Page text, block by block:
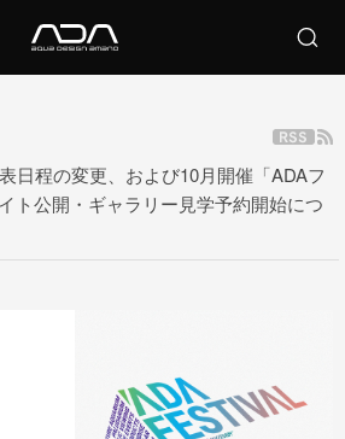
日程の変更、および10月開催「ADAフ
ト公開・ギャラリー見学予約開始につ